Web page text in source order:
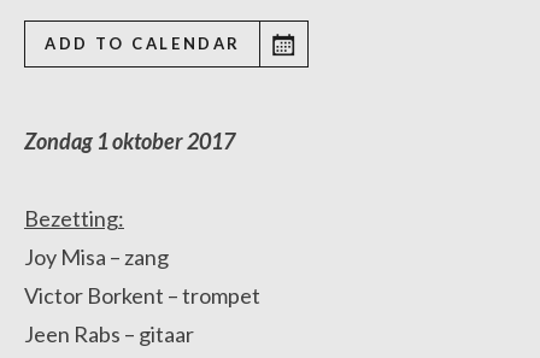
ADD TO CALENDAR
Zondag 1 oktober 2017
Bezetting:
Joy Misa – zang
Victor Borkent – trompet
Jeen Rabs – gitaar